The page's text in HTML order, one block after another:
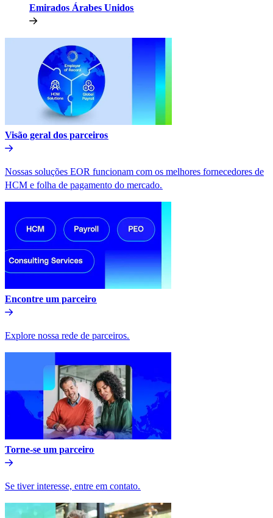
Emirados Árabes Unidos​​
Visão geral dos parceiros​​
Nossas soluções EOR funcionam com os melhores fornecedores de
HCM e folha de pagamento do mercado.​​
Encontre um parceiro​​
Explore nossa rede de parceiros.​​
Torne-se um parceiro​​
Se tiver interesse, entre em contato.​​